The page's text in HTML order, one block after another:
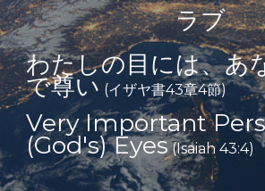
ラブ
わたしの目には、あ
で尊い (イザヤ書43章4節)
Very Important
(God's) Eyes(Isaiah 43:4)